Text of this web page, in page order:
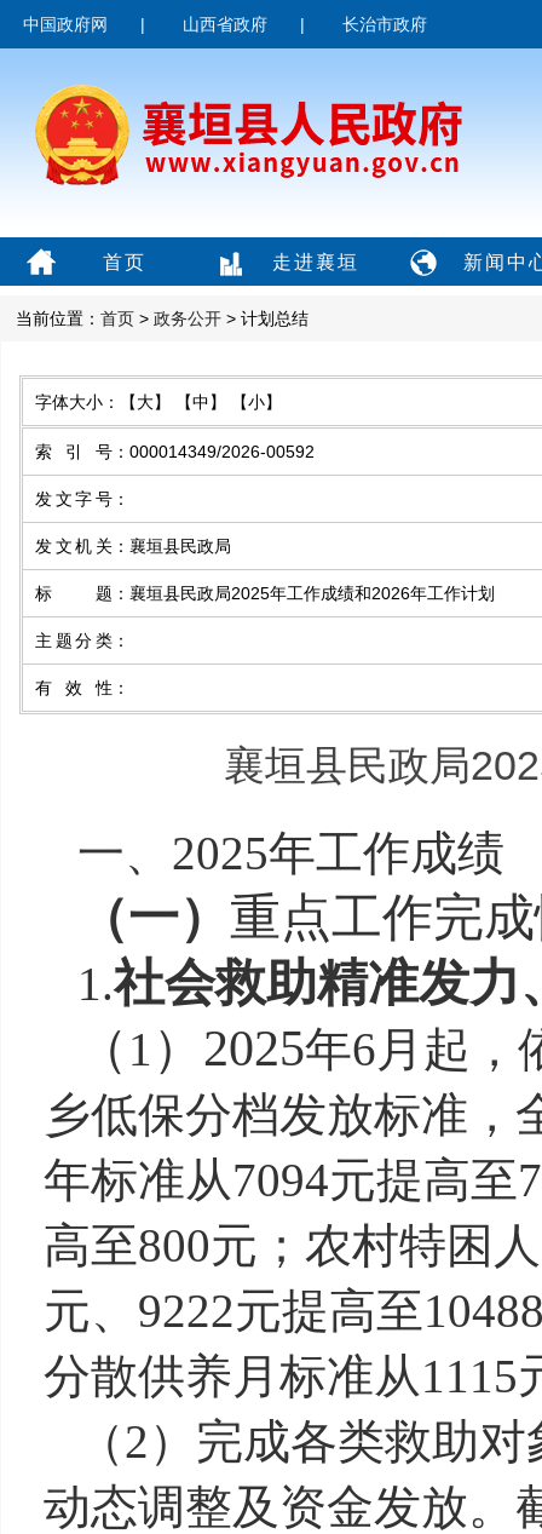
中国政府网 | 山西省政府 | 长治市政府
首页 走进襄垣 新闻中
当前位置： 首页 > 政务公开 > 计划总结
字体大小： 【大】 【中】 【小】
索引号 ： 000014349/2026-00592
发文字号 ：
发文机关 ： 襄垣县民政局
标题 ： 襄垣县民政局2025年工作成绩和2026年工作计划
主题分类 ：
有效性 ：
襄垣县民政局
一、 2025年工作成绩
（一） 重点工作完
1.社会救助精准发力
（ 1 ） 2025年6月起，
乡低保分档发放标准，
年标准从7094元提高至
高至800元；农村特困
元、 9222元提高至
分散供养月标准从1115
（2） 完成各类救助
动态调整及资金发放。